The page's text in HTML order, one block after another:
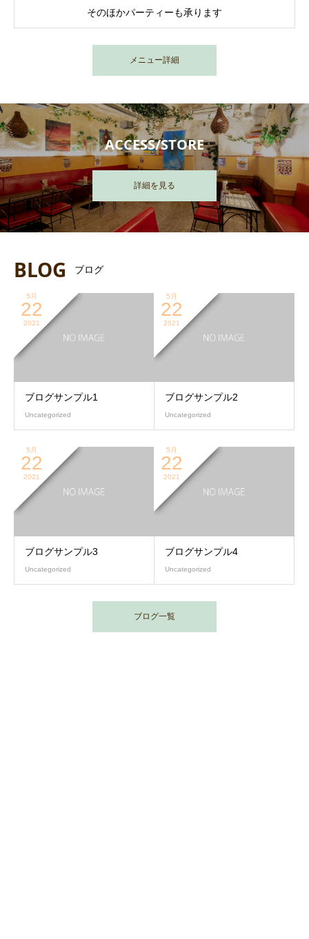
そのほかパーティーも承ります
メニュー詳細
ACCESS/STORE
詳細を見る
BLOG ブログ
5月
22
2021
ブログサンプル1
Uncategorized
5月
22
2021
ブログサンプル2
Uncategorized
5月
22
2021
ブログサンプル3
Uncategorized
5月
22
2021
ブログサンプル4
Uncategorized
ブログ一覧